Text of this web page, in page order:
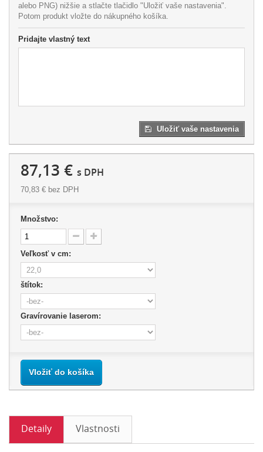
alebo PNG) nižšie a stlačte tlačidlo "Uložiť vaše nastavenia".
Potom produkt vložte do nákupného košíka.
Pridajte vlastný text
Uložiť vaše nastavenia
87,13 € s DPH
70,83 € bez DPH
Množstvo:
Veľkosť v cm:
štítok:
Gravírovanie laserom:
Vložiť do košíka
Detaily Vlastnosti